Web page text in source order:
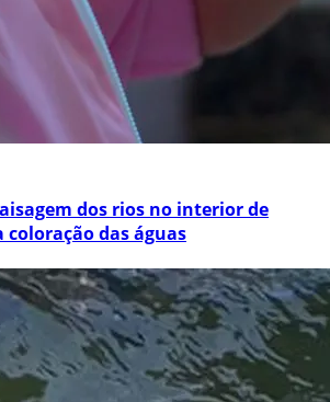
dos rios no interior de
das águas